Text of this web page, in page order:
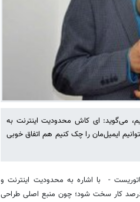
می‌گوید: ای کاش محدودیت اینترنت به
ایمیل‌مان را چک کنیم هم اتفاق خوبی
- با اشاره به محدودیت اینترنت و
آن بر روند کار کارتونیست‌ها می‌گوید: این فضا باعث شده است ۸۰ درصد کار سخت شود؛ چون منبع اصلی طراحی